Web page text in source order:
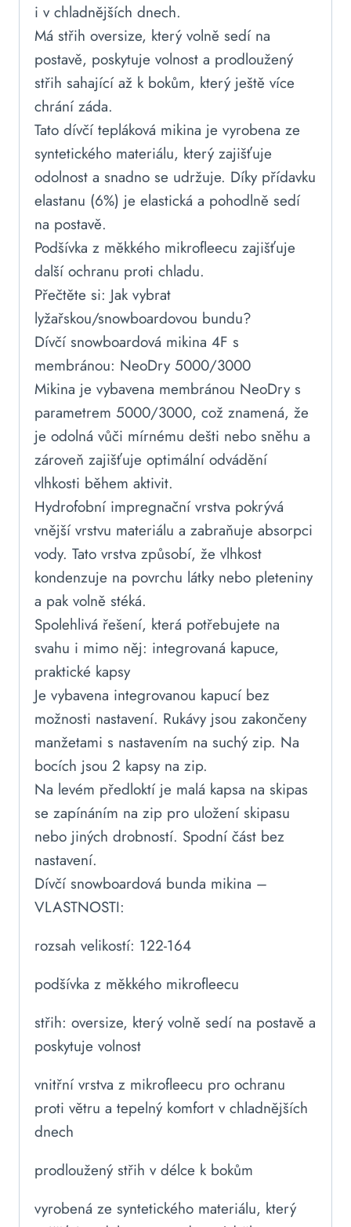
i v chladnějších dnech.
Má střih oversize, který volně sedí na
postavě, poskytuje volnost a prodloužený
střih sahající až k bokům, který ještě více
chrání záda.
Tato dívčí tepláková mikina je vyrobena ze
syntetického materiálu, který zajišťuje
odolnost a snadno se udržuje. Díky přídavku
elastanu (6%) je elastická a pohodlně sedí
na postavě.
Podšívka z měkkého mikrofleecu zajišťuje
další ochranu proti chladu.
Přečtěte si: Jak vybrat
lyžařskou/snowboardovou bundu?
Dívčí snowboardová mikina 4F s
membránou: NeoDry 5000/3000
Mikina je vybavena membránou NeoDry s
parametrem 5000/3000, což znamená, že
je odolná vůči mírnému dešti nebo sněhu a
zároveň zajišťuje optimální odvádění
vlhkosti během aktivit.
Hydrofobní impregnační vrstva pokrývá
vnější vrstvu materiálu a zabraňuje absorpci
vody. Tato vrstva způsobí, že vlhkost
kondenzuje na povrchu látky nebo pleteniny
a pak volně stéká.
Spolehlivá řešení, která potřebujete na
svahu i mimo něj: integrovaná kapuce,
praktické kapsy
Je vybavena integrovanou kapucí bez
možnosti nastavení. Rukávy jsou zakončeny
manžetami s nastavením na suchý zip. Na
bocích jsou 2 kapsy na zip.
Na levém předloktí je malá kapsa na skipas
se zapínáním na zip pro uložení skipasu
nebo jiných drobností. Spodní část bez
nastavení.
Dívčí snowboardová bunda mikina –
VLASTNOSTI:
rozsah velikostí: 122-164
podšívka z měkkého mikrofleecu
střih: oversize, který volně sedí na postavě a
poskytuje volnost
vnitřní vrstva z mikrofleecu pro ochranu
proti větru a tepelný komfort v chladnějších
dnech
prodloužený střih v délce k bokům
vyrobená ze syntetického materiálu, který